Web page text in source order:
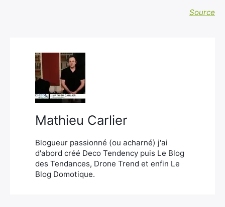
Source
Mathieu Carlier
Blogueur passionné (ou acharné) j'ai
d'abord créé Deco Tendency puis Le Blog
des Tendances, Drone Trend et enfin Le
Blog Domotique.
: